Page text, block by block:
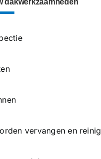
dakwerkzaamheden